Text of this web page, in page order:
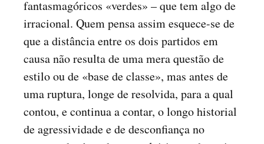
fantasmagóricos «verdes» – que tem algo de
irracional. Quem pensa assim esquece-se de
que a distância entre os dois partidos em
causa não resulta de uma mera questão de
estilo ou de «base de classe», mas antes de
uma ruptura, longe de resolvida, para a qual
contou, e continua a contar, o longo historial
de agressividade e de desconfiança no